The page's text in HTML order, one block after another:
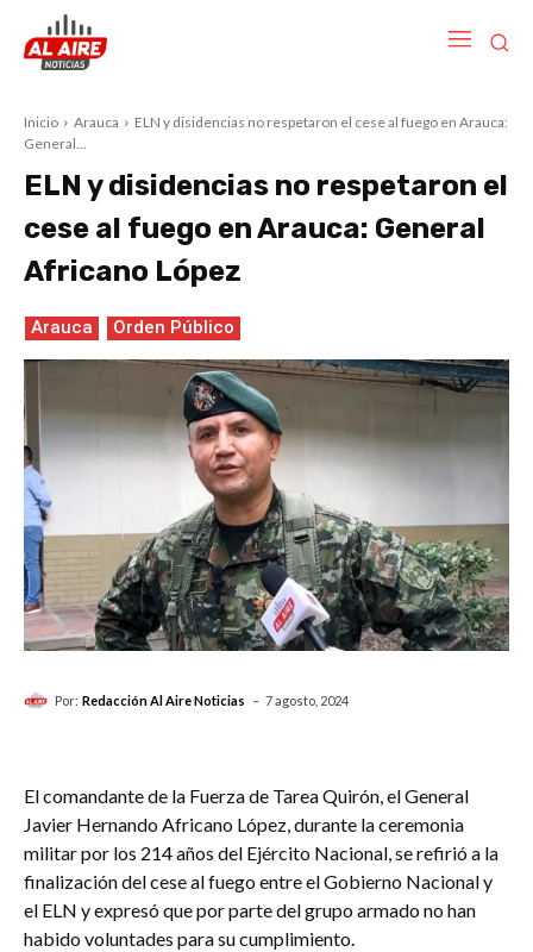
Inicio Arauca
ELN y disidencias no respetaron el cese al fuego en Arauca:
General...
ELN y disidencias no respetaron el
cese al fuego en Arauca: General
Africano López
Arauca Orden Público
Por: Redacción Al Aire Noticias - 7 agosto, 2024
El comandante de la Fuerza de Tarea Quirón, el General
Javier Hernando Africano López, durante la ceremonia
militar por los 214 años del Ejército Nacional, se refirió a la
finalización del cese al fuego entre el Gobierno Nacional y
el ELN y expresó que por parte del grupo armado no han
habido voluntades para su cumplimiento.